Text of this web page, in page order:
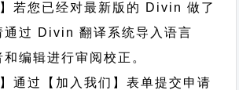
若您已经对最新版的 Divin 做了
通过 Divin 翻译系统导入语言
编辑进行审阅校正。
通过【加入我们】表单提交申请